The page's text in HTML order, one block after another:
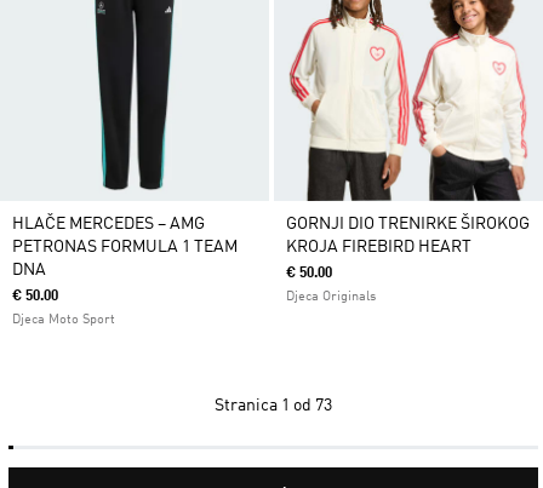
HLAČE MERCEDES – AMG
PETRONAS FORMULA 1 TEAM
DNA
€ 50.00
Djeca Moto Sport
GORNJI DIO TRENIRKE ŠIROKOG
KROJA FIREBIRD HEART
€ 50.00
Djeca Originals
Stranica 1 od 73